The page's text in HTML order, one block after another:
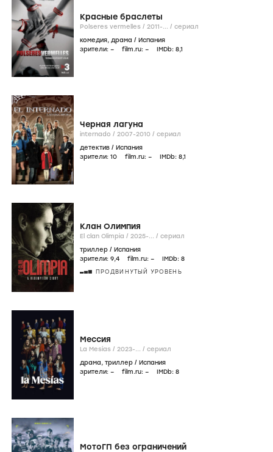
Красные браслеты
Polseres vermelles / 2011-... / сериал
комедия, драма / Испания
зрители: – film.ru: – IMDb: 8,1
Черная лагуна
internado / 2007-2010 / сериал
детектив / Испания
зрители: 10 film.ru: – IMDb: 8,1
Клан Олимпия
El clan Olimpia / 2025-... / сериал
триллер / Испания
зрители: 9,4 film.ru: – IMDb: 8
ПРОДВИНУТЫЙ УРОВЕНЬ
Мессия
La Mesías / 2023-... / сериал
драма, триллер / Испания
зрители: – film.ru: – IMDb: 8
МотоГП без ограничений